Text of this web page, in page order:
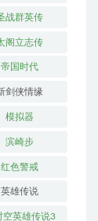
战群英传
阁立志传
帝国时代
剑侠情缘
模拟器
滨崎步
红色警戒
英雄传说
空英雄传说3